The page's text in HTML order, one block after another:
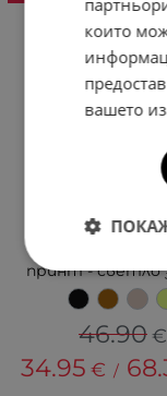
David Jones -
принт - светло
46.90 €
34.95 € /
които
вашето